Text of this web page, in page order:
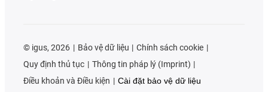
© igus, 2026 Bảo vệ dữ liệu
Chính sách cookie
Quy định thủ tục
Thông tin pháp lý (Imprint)
Điều khoản và Điều kiện
Cài đặt bảo vệ dữ liệu